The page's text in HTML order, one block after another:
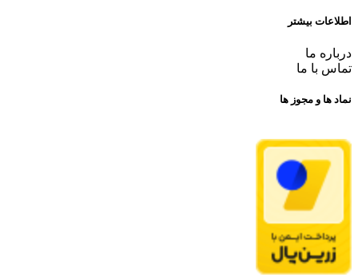
اطلاعات بیشتر
درباره ما
تماس با ما
نماد ها و مجوز ها